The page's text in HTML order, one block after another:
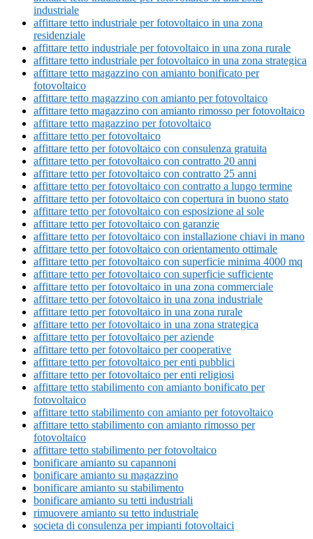
industriale
affittare tetto industriale per fotovoltaico in una zona
residenziale
affittare tetto industriale per fotovoltaico in una zona rurale
affittare tetto industriale per fotovoltaico in una zona strategica
affittare tetto magazzino con amianto bonificato per
fotovoltaico
affittare tetto magazzino con amianto per fotovoltaico
affittare tetto magazzino con amianto rimosso per fotovoltaico
affittare tetto magazzino per fotovoltaico
affittare tetto per fotovoltaico
affittare tetto per fotovoltaico con consulenza gratuita
affittare tetto per fotovoltaico con contratto 20 anni
affittare tetto per fotovoltaico con contratto 25 anni
affittare tetto per fotovoltaico con contratto a lungo termine
affittare tetto per fotovoltaico con copertura in buono stato
affittare tetto per fotovoltaico con esposizione al sole
affittare tetto per fotovoltaico con garanzie
affittare tetto per fotovoltaico con installazione chiavi in mano
affittare tetto per fotovoltaico con orientamento ottimale
affittare tetto per fotovoltaico con superficie minima 4000 mq
affittare tetto per fotovoltaico con superficie sufficiente
affittare tetto per fotovoltaico in una zona commerciale
affittare tetto per fotovoltaico in una zona industriale
affittare tetto per fotovoltaico in una zona rurale
affittare tetto per fotovoltaico in una zona strategica
affittare tetto per fotovoltaico per aziende
affittare tetto per fotovoltaico per cooperative
affittare tetto per fotovoltaico per enti pubblici
affittare tetto per fotovoltaico per enti religiosi
affittare tetto stabilimento con amianto bonificato per
fotovoltaico
affittare tetto stabilimento con amianto per fotovoltaico
affittare tetto stabilimento con amianto rimosso per
fotovoltaico
affittare tetto stabilimento per fotovoltaico
bonificare amianto su capannoni
bonificare amianto su magazzino
bonificare amianto su stabilimento
bonificare amianto su tetti industriali
rimuovere amianto su tetto industriale
societa di consulenza per impianti fotovoltaici